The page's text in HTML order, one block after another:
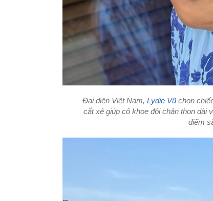
Đại diện Việt Nam, Lydie Vũchọn
cắt xẻ giúp cô khoe đôi chân thon dài
điểm